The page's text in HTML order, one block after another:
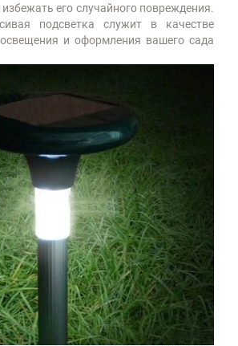
избежать его случайного повреждения.
подсветка служит в качестве
и оформления вашего сада